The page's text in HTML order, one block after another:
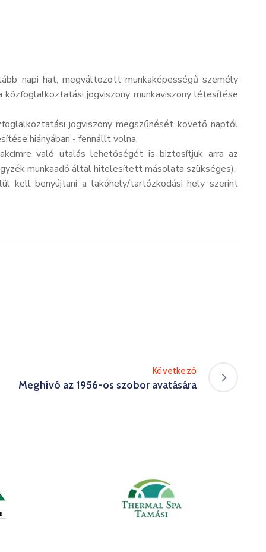
napi hat, megváltozott munkaképességű személy
jogviszony munkaviszony létesítése
jogviszony megszűnését követő naptól
hiányában - fennállt volna.
való utalás lehetőségét is biztosítjuk arra az
munkaadó által hitelesített másolata szükséges).
kell benyújtani a lakóhely/tartózkodási hely szerint
Következő
Meghívó az 1956-os szobor avatására